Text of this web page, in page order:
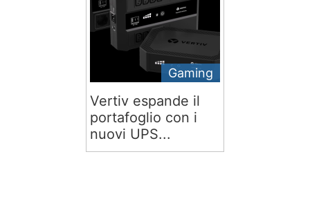
Gaming
Vertiv espande il
portafoglio con i
nuovi UPS...